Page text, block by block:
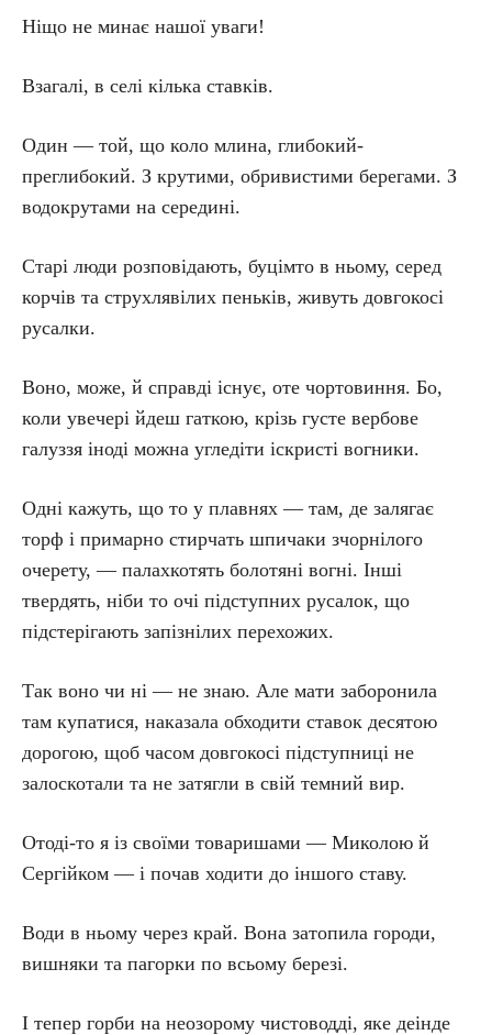
Ніщо не минає нашої уваги!
Взагалі, в селі кілька ставків.
Один — той, що коло млина, глибокий-
преглибокий. З крутими, обривистими берегами. З
водокрутами на середині.
Старі люди розповідають, буцімто в ньому, серед
корчів та струхлявілих пеньків, живуть довгокосі
русалки.
Воно, може, й справді існує, оте чортовиння. Бо,
коли увечері йдеш гаткою, крізь густе вербове
галуззя іноді можна угледіти іскристі вогники.
Одні кажуть, що то у плавнях — там, де залягає
торф і примарно стирчать шпичаки зчорнілого
очерету, — палахкотять болотяні вогні. Інші
твердять, ніби то очі підступних русалок, що
підстерігають запізнілих перехожих.
Так воно чи ні — не знаю. Але мати заборонила
там купатися, наказала обходити ставок десятою
дорогою, щоб часом довгокосі підступниці не
залоскотали та не затягли в свій темний вир.
Отоді-то я із своїми товаришами — Миколою й
Сергійком — і почав ходити до іншого ставу.
Води в ньому через край. Вона затопила городи,
вишняки та пагорки по всьому березі.
І тепер горби на неозорому чистоводді, яке деінде